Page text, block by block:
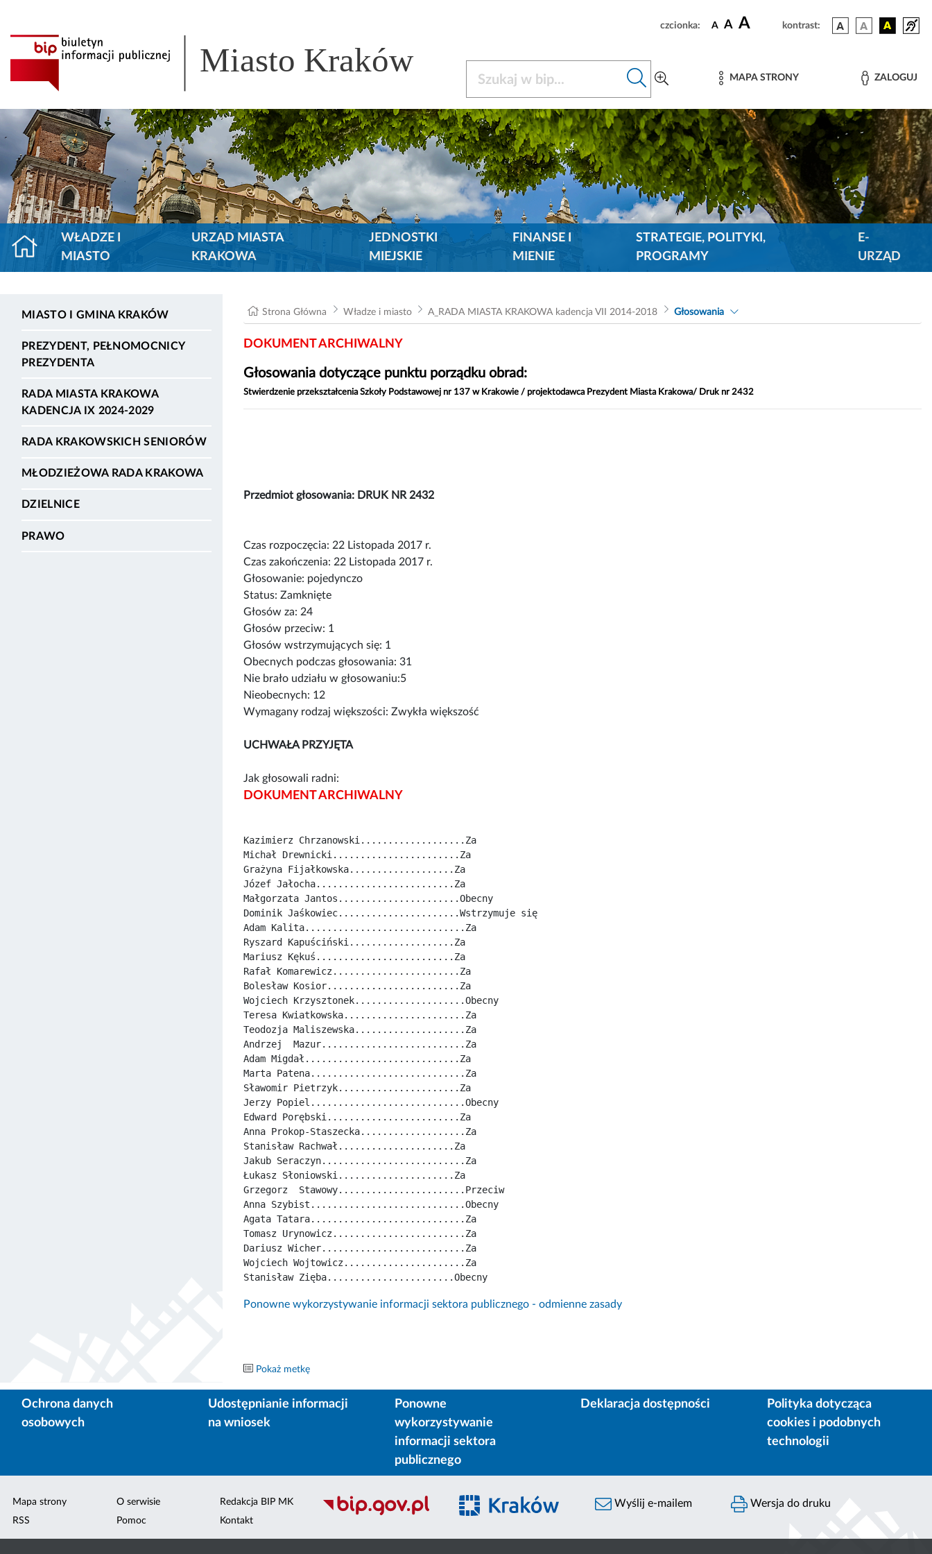
czcionka: A A A kontrast:
Miasto Kraków MAPA STRONY ZALOGUJ
WŁADZE I
MIASTO
URZĄD MIASTA
KRAKOWA
JEDNOSTKI
MIEJSKIE
FINANSE I
MIENIE
STRATEGIE, POLITYKI,
PROGRAMY
E-
URZĄD
MIASTO I GMINA KRAKÓW
PREZYDENT, PEŁNOMOCNICY
PREZYDENTA
RADA MIASTA KRAKOWA
KADENCJA IX 2024-2029
RADA KRAKOWSKICH SENIORÓW
MŁODZIEŻOWA RADA KRAKOWA
DZIELNICE
PRAWO
Strona Główna Władze i miasto A_RADA MIASTA KRAKOWA kadencja VII 2014-2018 Głosowania
DOKUMENT ARCHIWALNY
Głosowania dotyczące punktu porządku obrad:
Stwierdzenie przekształcenia Szkoły Podstawowej nr 137 w Krakowie / projektodawca Prezydent Miasta Krakowa/ Druk nr 2432
Przedmiot głosowania: DRUK NR 2432
Czas rozpoczęcia: 22 Listopada 2017 r.
Czas zakończenia: 22 Listopada 2017 r.
Głosowanie: pojedynczo
Status: Zamknięte
Głosów za: 24
Głosów przeciw: 1
Głosów wstrzymujących się: 1
Obecnych podczas głosowania: 31
Nie brało udziału w głosowaniu:5
Nieobecnych: 12
Wymagany rodzaj większości: Zwykła większość
UCHWAŁA PRZYJĘTA
Jak głosowali radni:
DOKUMENT ARCHIWALNY
Kazimierz Chrzanowski...................Za
Michał Drewnicki.......................Za
Grażyna Fijałkowska...................Za
Józef Jałocha.........................Za
Małgorzata Jantos......................Obecny
Dominik Jaśkowiec......................Wstrzymuje się
Adam Kalita.............................Za
Ryszard Kapuściński...................Za
Mariusz Kękuś.........................Za
Rafał Komarewicz.......................Za
Bolesław Kosior........................Za
Wojciech Krzysztonek....................Obecny
Teresa Kwiatkowska......................Za
Teodozja Maliszewska....................Za
Andrzej  Mazur..........................Za
Adam Migdał............................Za
Marta Patena............................Za
Sławomir Pietrzyk......................Za
Jerzy Popiel............................Obecny
Edward Porębski........................Za
Anna Prokop-Staszecka...................Za
Stanisław Rachwał.....................Za
Jakub Seraczyn..........................Za
Łukasz Słoniowski.....................Za
Grzegorz  Stawowy.......................Przeciw
Anna Szybist............................Obecny
Agata Tatara............................Za
Tomasz Urynowicz........................Za
Dariusz Wicher..........................Za
Wojciech Wojtowicz......................Za
Stanisław Zięba.......................Obecny
Ponowne wykorzystywanie informacji sektora publicznego - odmienne zasady
Pokaż metkę
Ochrona danych
osobowych
Udostępnianie informacji
na wniosek
Ponowne
wykorzystywanie
informacji sektora
publicznego
Deklaracja dostępności
Polityka dotycząca
cookies i podobnych
technologii
Mapa strony
RSS
O serwisie
Pomoc
Redakcja BIP MK
Kontakt
Wyślij e-mailem Wersja do druku